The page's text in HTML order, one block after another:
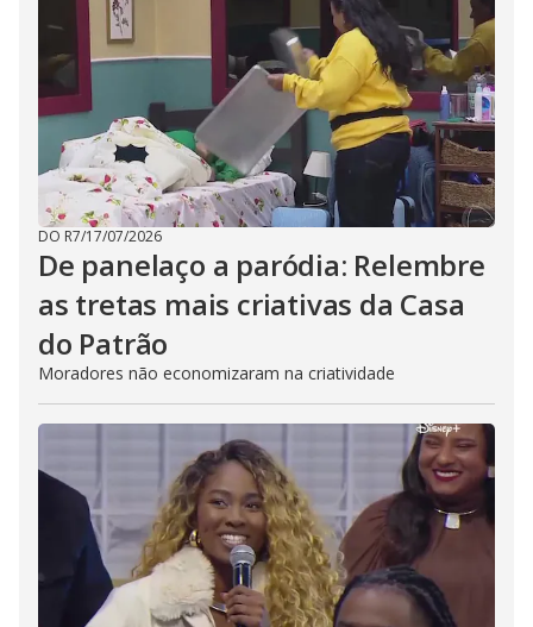
DO R7/17/07/2026
De panelaço a paródia: Relembre
as tretas mais criativas da Casa
do Patrão
Moradores não economizaram na criatividade